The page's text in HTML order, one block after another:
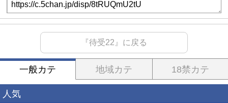
『待受22』に戻る
一般カテ 地域カテ 18禁カテ
人気